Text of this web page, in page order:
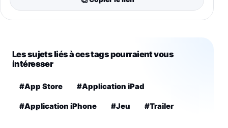
Les sujets liés à ces tags pourraient vous
intéresser
#App Store #Application iPad
#Application iPhone #Jeu #Trailer